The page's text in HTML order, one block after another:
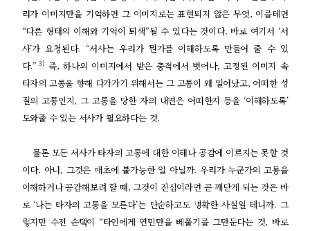
리가 이미지만을 기억하면 그 이미지로는 표현되지 않은 무엇, 이를테면
“다른 형태의 이해와 기억이 퇴색”될 수 있다는 것이다. 바로 여기서 ‘서
사’가 요청된다. “서사는 우리가 뭔가를 이해하도록 만들어 줄 수 있
다.” 3) 즉, 하나의 이미지에서 받은 충격에서 벗어나, 고정된 이미지 속
타자의 고통을 향해 다가가기 위해서는 그 고통이 왜 일어났고, 어떠한 성
질의 고통인지, 그 고통을 당한 자의 내면은 어떠한지 등을 ‘이해하도록’
도와줄 수 있는 서사가 필요하다는 것.
물론 모든 서사가 타자의 고통에 대한 이해나 공감에 이르지는 못할 것
이다. 아니, 그것은 애초에 불가능한 일 아닐까. 우리가 누군가의 고통을
이해하거나 공감해보려 할 때, 그것이 진심이라면 곧 깨닫게 되는 것은 바
로 ‘나는 타자의 고통을 모른다’는 단순하고도 명확한 사실일 테니까. 그
렇지만 수전 손택이 “타인에게 연민만을 베풀기를 그만둔다는 것, 바로